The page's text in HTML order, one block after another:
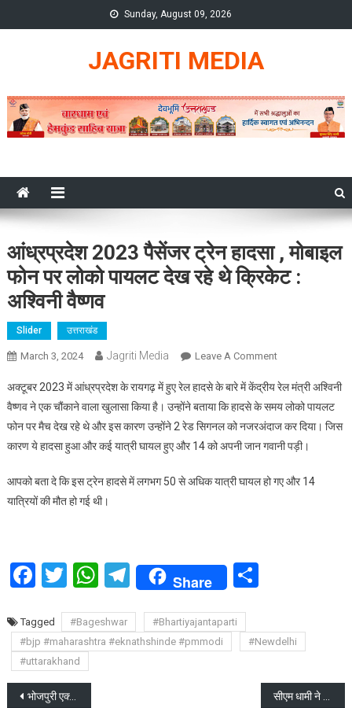
to
Sunday, August 09, 2026
JAGRITI MEDIA
आंध्रप्रदेश 2023 पैसेंजर ट्रेन हादसा , मोबाइल
फोन पर लोको पायलट देख रहे थे क्रिकेट :
अश्विनी वैष्णव
Slider उत्तराखंड
March 3, 2024 Jagriti Media Leave A CommentOn
2023
पैसेंजर
ट्रेन
हादसा
मोबाइल
:
वैष्णव
अक्टूबर 2023 में आंध्रप्रदेश के रायगढ़ में हुए रेल हादसे के बारे में केंद्रीय रेल मंत्री अश्विनी
वैष्णव ने एक चौंकाने वाला खुलासा किया है। उन्होंने बताया कि हादसे के समय लोको पायलट
फोन पर मैच देख रहे थे और इस कारण उन्होंने 2 रेड सिगनल को नजरअंदाज कर दिया। जिस
कारण ये हादसा हुआ और कई यात्री घायल हुए और 14 को अपनी जान गवानी पड़ी।
आपको बता दे कि इस ट्रेन हादसे में लगभग 50 से अधिक यात्री घायल हो गए और 14
यात्रियों की मौत हो गई थी।
Facebook
Twitter
WhatsApp
Telegram
Share Share
Tagged #Bageshwar
#Bhartiyajantaparti
#bjp #maharashtra #eknathshinde #pmmodi
#Newdelhi
#uttarakhand
Post
भोजपुरी एक्टर पवन सिंह ने आसनसोल से भाजपा का टिकट लौटाया